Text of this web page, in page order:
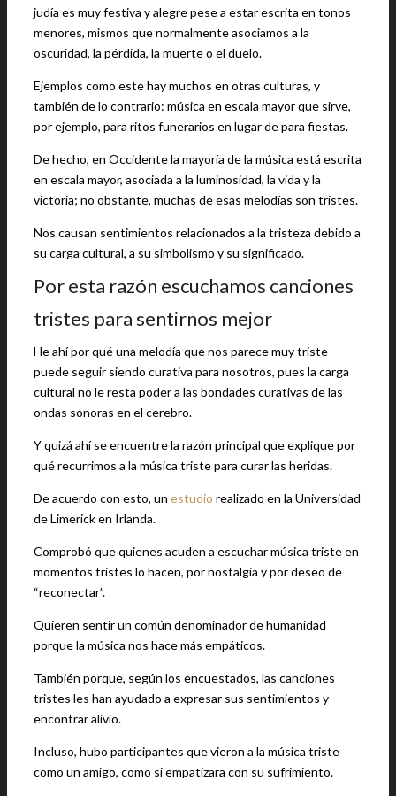
judía es muy festiva y alegre pese a estar escrita en tonos
menores, mismos que normalmente asociamos a la
oscuridad, la pérdida, la muerte o el duelo.
Ejemplos como este hay muchos en otras culturas, y
también de lo contrario: música en escala mayor que sirve,
por ejemplo, para ritos funerarios en lugar de para fiestas.
De hecho, en Occidente la mayoría de la música está escrita
en escala mayor, asociada a la luminosidad, la vida y la
victoria; no obstante, muchas de esas melodías son tristes.
Nos causan sentimientos relacionados a la tristeza debido a
su carga cultural, a su simbolismo y su significado.
Por esta razón escuchamos canciones
tristes para sentirnos mejor
He ahí por qué una melodía que nos parece muy triste
puede seguir siendo curativa para nosotros, pues la carga
cultural no le resta poder a las bondades curativas de las
ondas sonoras en el cerebro.
Y quizá ahí se encuentre la razón principal que explique por
qué recurrimos a la música triste para curar las heridas.
De acuerdo con esto, un estudio realizado en la Universidad
de Limerick en Irlanda.
Comprobó que quienes acuden a escuchar música triste en
momentos tristes lo hacen, por nostalgia y por deseo de
“reconectar”.
Quieren sentir un común denominador de humanidad
porque la música nos hace más empáticos.
También porque, según los encuestados, las canciones
tristes les han ayudado a expresar sus sentimientos y
encontrar alivio.
Incluso, hubo participantes que vieron a la música triste
como un amigo, como si empatizara con su sufrimiento.